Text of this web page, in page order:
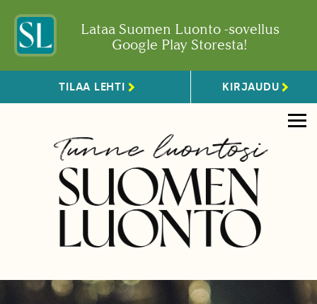
Lataa Suomen Luonto -sovellus
Google Play Storesta!
TILAA LEHTI KIRJAUDU